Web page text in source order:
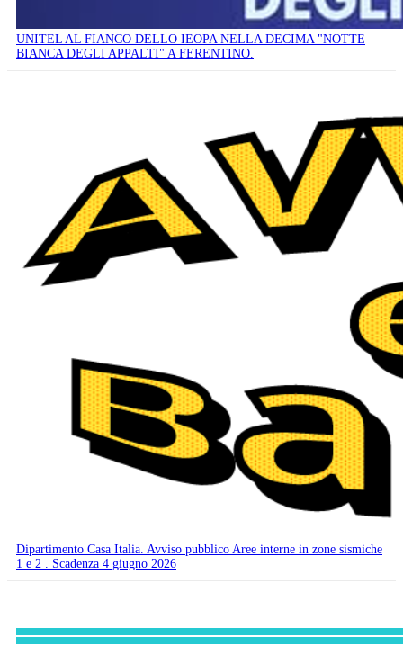
UNITEL AL FIANCO DELLO IEOPA NELLA DECIMA "NOTTE
BIANCA DEGLI APPALTI" A FERENTINO.
Dipartimento Casa Italia. Avviso pubblico Aree interne in zone sismiche
1 e 2 . Scadenza 4 giugno 2026